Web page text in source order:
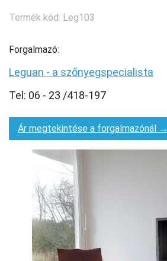
Termék kód: Leg103
Forgalmazó:
Leguan - a szőnyegspecialista
Tel: 06 - 23 /418-197
Ár megtekintése a forgalmazónál →